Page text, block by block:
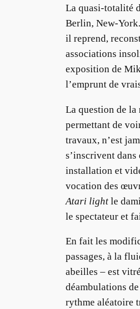
La quasi-totalité
Berlin, New-
il reprend,
associations
exposition de
l’emprunt de
La question de la
permettant de
travaux, n’est
s’inscrivent
installation et
vocation des
Atari light le
le spectateur et
En fait les
passages, à la
abeilles – est
déambulations
rythme aléatoire